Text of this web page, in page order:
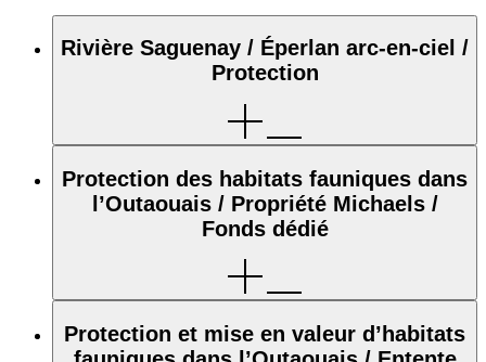
Rivière Saguenay / Éperlan arc-en-ciel /
Protection
Protection des habitats fauniques dans
l’Outaouais / Propriété Michaels /
Fonds dédié
Protection et mise en valeur d’habitats